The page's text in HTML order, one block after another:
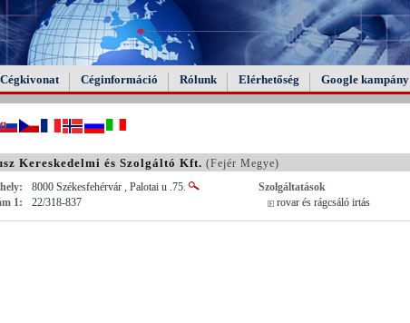
Cégkivonat Céginformáció Rólunk Elérhetőség Google kampány
Kereskedelmi és Szolgáltó Kft. (Fejér Megye)
8000 Székesfehérvár , Palotai u .75.
1:
22/318-837
Szolgáltatások
rovar és rágcsáló irtás